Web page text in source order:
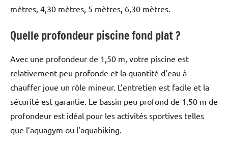
mètres, 4,30 mètres, 5 mètres, 6,30 mètres.
Quelle profondeur piscine fond plat ?
Avec une profondeur de 1,50 m, votre piscine est
relativement peu profonde et la quantité d’eau à
chauffer joue un rôle mineur. L’entretien est facile et la
sécurité est garantie. Le bassin peu profond de 1,50 m de
profondeur est idéal pour les activités sportives telles
que l’aquagym ou l’aquabiking.